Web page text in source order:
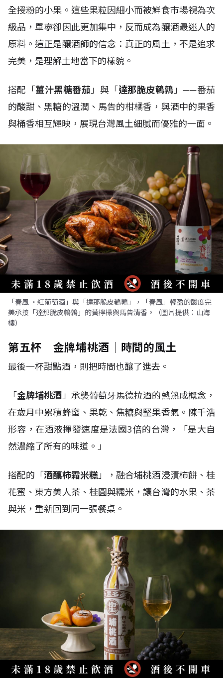
全授粉的小果。這些果粒因細小而被鮮食市場視為次
級品，單寧卻因此更加集中，反而成為釀酒最迷人的
原料。這正是釀酒師的信念：真正的風土，不是追求
完美，是理解土地當下的樣貌。
搭配「薑汁黑糖番茄」與「達那脆皮鵪鶉」——番茄
的酸甜、黑糖的溫潤、馬告的柑橘香，與酒中的果香
與桶香相互輝映，展現台灣風土細膩而優雅的一面。
「春風 ・紅葡萄酒」與「達那脆皮鵪鶉」，「春風」輕盈的酸度完
美承接「達那脆皮鵪鶉」的黃檸檬與馬告清香。（圖片提供：山海
樓）
第五杯 金牌埔桃酒｜時間的風土
最後一杯甜點酒，則把時間也釀了進去。
「金牌埔桃酒」承襲葡萄牙馬德拉酒的熱熟成概念，
在歲月中累積蜂蜜、果乾、焦糖與堅果香氣。陳千浩
形容，在酒液揮發速度是法國3倍的台灣，「是大自
然濃縮了所有的味道。」
搭配的「酒釀柿霜米糕」，融合埔桃酒浸漬柿餅、桂
花蜜、東方美人茶、桂圓與糯米，讓台灣的水果、茶
與米，重新回到同一張餐桌。